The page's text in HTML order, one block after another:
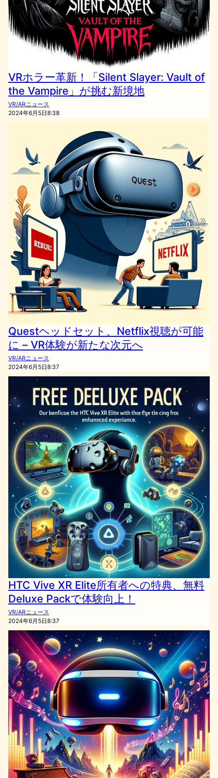
VRホラー革新！「Silent Slayer: Vault of
the Vampire」が挑む新境地
VR/ARニュース
2024年6月5日8:38
Questヘッドセット、Netflix視聴が可能
に – VR体験が新たな次元へ
VR/ARニュース
2024年6月5日8:37
HTC Vive XR Elite所有者への特典、無料
Deluxe Packで体験向上！
VR/ARニュース
2024年6月5日8:37